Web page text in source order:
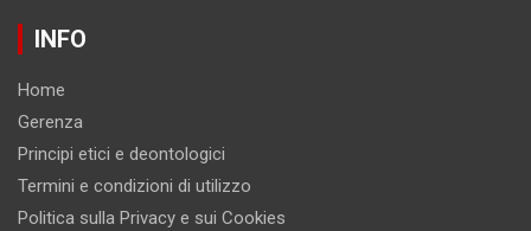
INFO
Home
Gerenza
Principi etici e deontologici
Termini e condizioni di utilizzo
Politica sulla Privacy e sui Cookies